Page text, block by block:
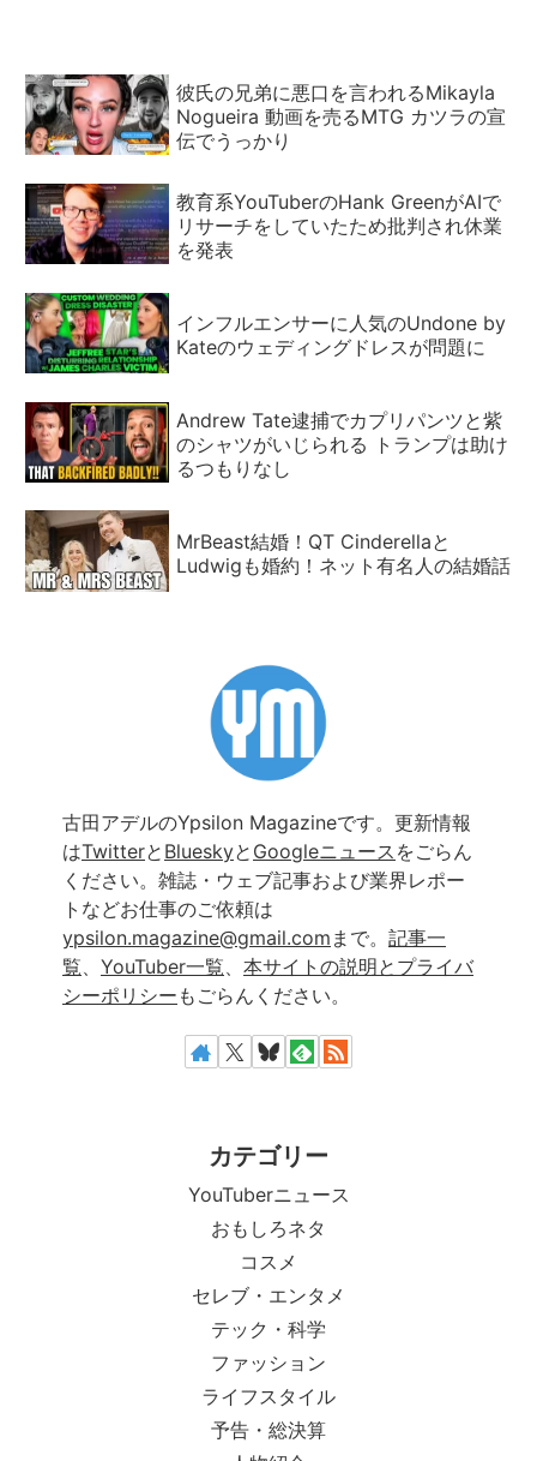
彼氏の兄弟に悪口を言われるMikayla
Nogueira 動画を売るMTG カツラの宣
伝でうっかり
教育系YouTuberのHank GreenがAIで
リサーチをしていたため批判され休業
を発表
インフルエンサーに人気のUndone by
Kateのウェディングドレスが問題に
Andrew Tate逮捕でカプリパンツと紫
のシャツがいじられる トランプは助け
るつもりなし
MrBeast結婚！QT Cinderellaと
Ludwigも婚約！ネット有名人の結婚話
古田アデルのYpsilon Magazineです。更新情報
はTwitterと Blueskyと Googleニュース をごらん
ください。雑誌・ウェブ記事および業界レポー
トなどお仕事のご依頼は
ypsilon.magazine@gmail.com まで。 記事一
覧、 YouTuber一覧、 本サイトの説明とプライバ
シーポリシー もごらんください。
カテゴリー
YouTuberニュース
おもしろネタ
コスメ
セレブ・エンタメ
テック・科学
ファッション
ライフスタイル
予告・総決算